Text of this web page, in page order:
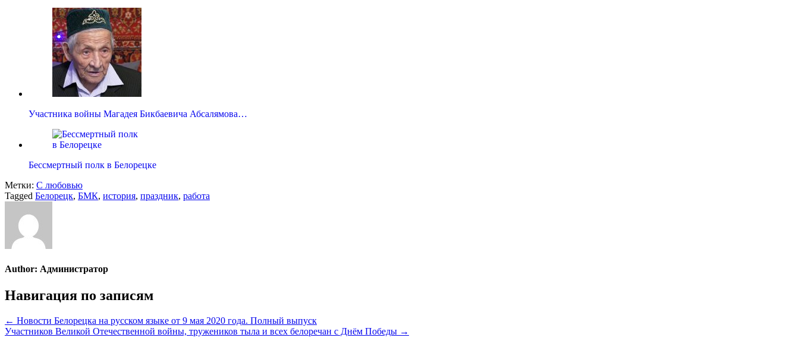
Участника войны Магадея Бикбаевича Абсалямова…
Бессмертный полк в Белорецке
Метки: С любовью
Tagged Белорецк, БМК, история, праздник, работа
Author: Администратор
Навигация по записям
← Новости Белорецка на русском языке от 9 мая 2020 года. Полный выпуск
Участников Великой Отечественной войны, тружеников тыла и всех белоречан с Днём Победы →